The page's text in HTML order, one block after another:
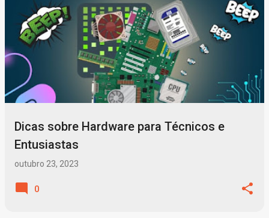
s
t
a
Dicas sobre Hardware para Técnicos e
Entusiastas
outubro 23, 2023
0